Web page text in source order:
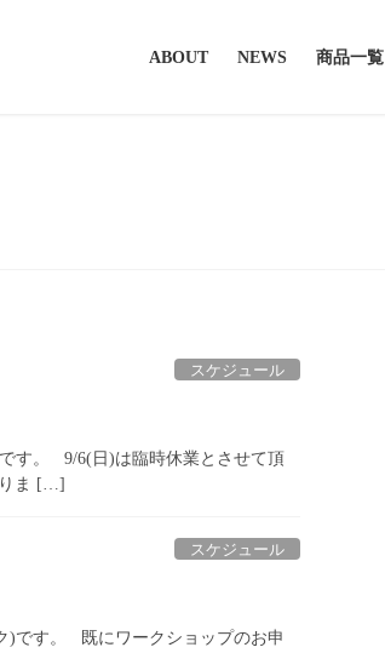
ABOUT NEWS 商品一覧
スケジュール
す。 9/6(日)は臨時休業とさせて頂
りま […]
スケジュール
)です。 既にワークショップのお申